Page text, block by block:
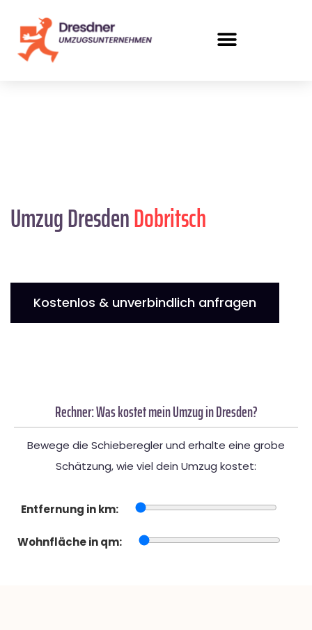
Umzug DresdenDobritsch
Kostenlos & unverbindlich anfragen
Rechner: Was kostet mein Umzug in Dresden?
Bewege die Schieberegler und erhalte eine grobe
Schätzung, wie viel dein Umzug kostet:
Entfernung in km:
Wohnfläche in qm: